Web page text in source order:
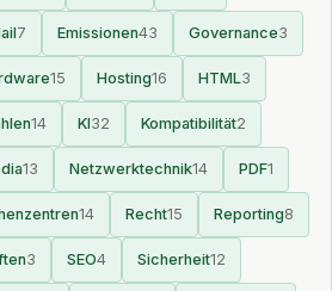
7 Emissionen43 Governance3
15 Hosting16 HTML3
14 KI32 Kompatibilität2
13 Netzwerktechnik14 PDF1
14 Recht15 Reporting8
3 SEO4 Sicherheit12